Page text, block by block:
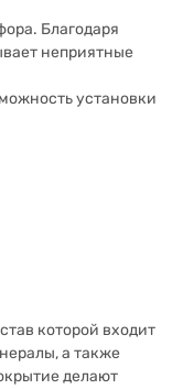
Благодаря
неприятные
установки
которой входит
а также
делают